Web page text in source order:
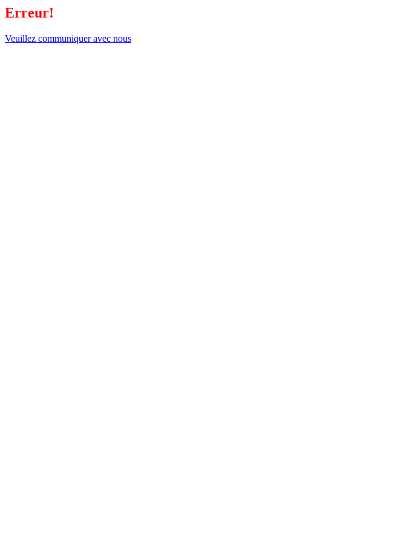
Erreur!
Veuillez communiquer avec nous